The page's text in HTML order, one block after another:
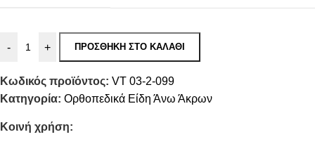
- + ΠΡΟΣΘΉΚΗ ΣΤΟ ΚΑΛΆΘΙ
Κωδικός προϊόντος: VT 03-2-099
Κατηγορία: Ορθοπεδικά Είδη Άνω Άκρων
Κοινή χρήση: